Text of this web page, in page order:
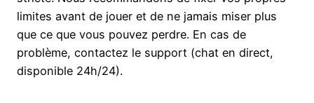
limites avant de jouer et de ne jamais miser plus
que ce que vous pouvez perdre. En cas de
problème, contactez le support (chat en direct,
disponible 24h/24).